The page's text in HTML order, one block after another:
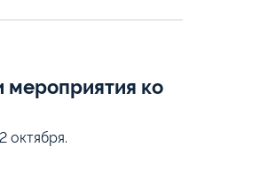
мероприятия ко
октября.